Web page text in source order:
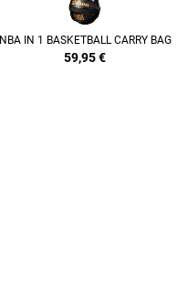
NBA IN 1 BASKETBALL CARRY BAG
59,95€